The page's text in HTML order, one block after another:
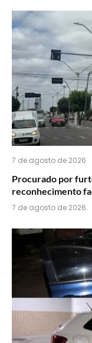
7 de agosto de 2026
Procurado por
reconhecimento
7 de agosto de 2026